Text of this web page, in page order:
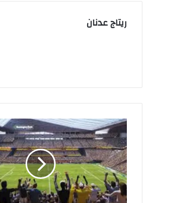
ريتاج عدنان
10
صور
توثق
ملعب
مباراة
مصر
والبرازيل
الودية